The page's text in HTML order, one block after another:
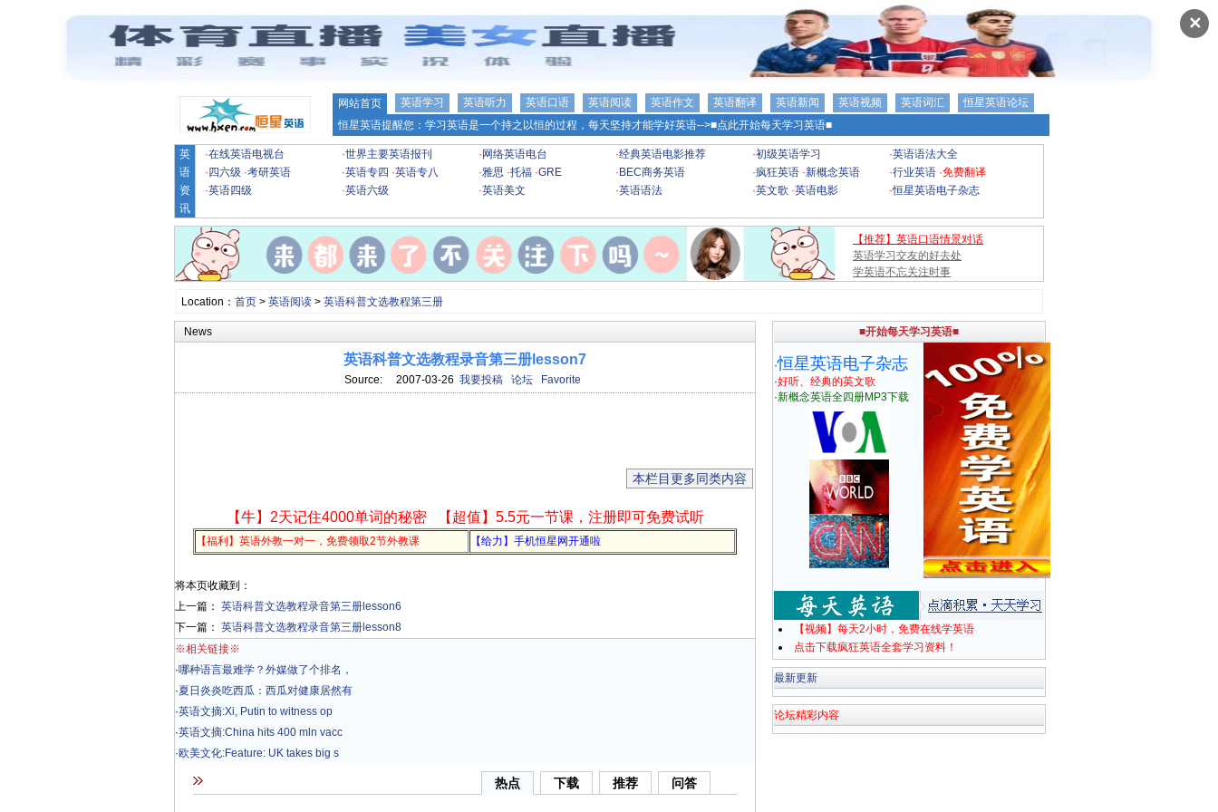
✕
网站首页 英语学习 英语听力 英语口语 英语阅读 英语作文 英语翻译 英语新闻 英语视频 英语词汇
恒星英语论坛
恒星英语提醒您：学习英语是一个持之以恒的过程，每天坚持才能学好英语-->■点此开始每天学习英语■
英
语
资
讯
·在线英语电视台 ·世界主要英语报刊 · 网络英语电台 ·经典英语电影推荐 ·初级英语学习 ·英语语法大全
· 四六级 ·考研英语 ·英语专四 ·英语专八 ·雅思 ·托福 ·GRE · BEC商务英语 ·疯狂英语 ·新概念英语 ·行业英语 ·免费翻译
·英语四级 ·英语六级 ·英语美文 ·英语语法 ·英文歌 ·英语电影 ·恒星英语电子杂志
【推荐】英语口语情景对话
英语学习交友的好去处
学英语不忘关注时事
Location： 首页> 英语阅读> 英语科普文选教程第三册
News
英语科普文选教程录音第三册lesson7
Source: 2007-03-26 我要投稿 论坛 Favorite
本栏目更多同类内容
【牛】2天记住4000单词的秘密 【超值】5.5元一节课，注册即可免费试听
【福利】英语外教一对一，免费领取2节外教课 【给力】手机恒星网开通啦
将本页收藏到：
上一篇： 英语科普文选教程录音第三册lesson6
下一篇： 英语科普文选教程录音第三册lesson8
※相关链接※
·哪种语言最难学？外媒做了个排名，
·夏日炎炎吃西瓜：西瓜对健康居然有
·英语文摘:Xi, Putin to witness op
·英语文摘:China hits 400 mln vacc
·欧美文化:Feature: UK takes big s
热点 下载 推荐 问答
■开始每天学习英语■
·恒星英语电子杂志
·好听、经典的英文歌
·新概念英语全四册MP3下载
【视频】每天2小时，免费在线学英语
点击下载疯狂英语全套学习资料！
最新更新
论坛精彩内容